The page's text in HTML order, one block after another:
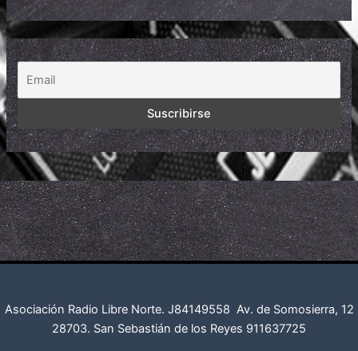
Asociación Radio Libre Norte. J84149558 Av. de Somosierra, 12
28703. San Sebastián de los Reyes 911637725